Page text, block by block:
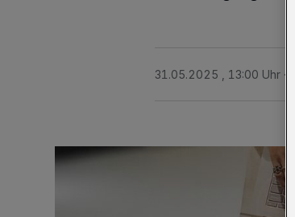
31.05.2025 , 13:00 Uhr